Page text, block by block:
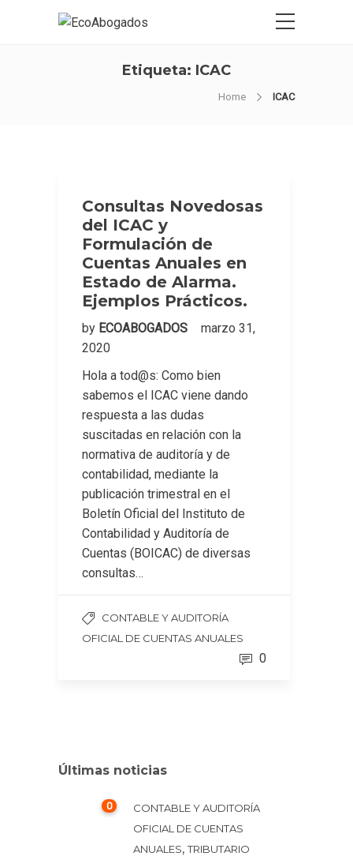
Etiqueta: ICAC
Home ICAC
Consultas Novedosas
del ICAC y
Formulación de
Cuentas Anuales en
Estado de Alarma.
Ejemplos Prácticos.
by ECOABOGADOS
marzo 31,
2020
Hola a tod@s: Como bien
sabemos el ICAC viene dando
respuesta a las dudas
suscitadas en relación con la
normativa de auditoría y de
contabilidad, mediante la
publicación trimestral en el
Boletín Oficial del Instituto de
Contabilidad y Auditoría de
Cuentas (BOICAC) de diversas
consultas…
CONTABLE Y AUDITORÍA
OFICIAL DE CUENTAS ANUALES
0
Últimas noticias
0
CONTABLE Y AUDITORÍA
OFICIAL DE CUENTAS
ANUALES,TRIBUTARIO